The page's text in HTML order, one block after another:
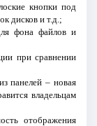
кнопки под
дисков и т.д.;
фона файлов и
при сравнении
панелей – новая
владельцам
отображения